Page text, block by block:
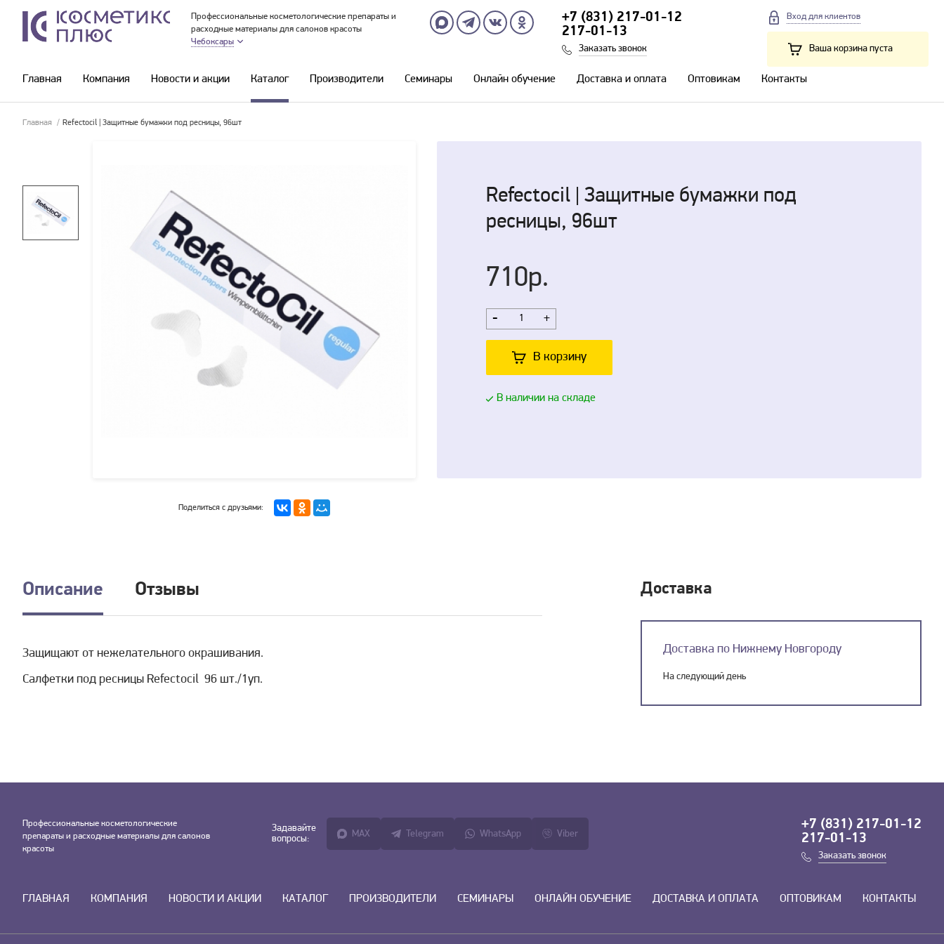
Профессиональные косметологические препараты и
расходные материалы для салонов красоты
Чебоксары
+7 (831) 217-01-12
217-01-13
Заказать звонок
Вход для клиентов
Ваша корзина пуста
Главная Компания Новости и акции Каталог Производители Семинары Онлайн обучение Доставка и оплата Оптовикам Контакты
Главная / Refectoсil | Защитные бумажки под ресницы, 96шт
Поделиться с друзьями:
Refectoсil | Защитные бумажки под
ресницы, 96шт
710р.
- +
В корзину
В наличии на складе
Описание Отзывы
Защищают от нежелательного окрашивания.
Салфетки под ресницы Refectocil 96 шт./1уп.
Доставка
Доставка по Нижнему Новгороду
На следующий день
Профессиональные косметологические
препараты и расходные материалы для салонов
красоты
Задавайте
вопросы:
MAX Telegram WhatsApp Viber
+7 (831) 217-01-12
217-01-13
Заказать звонок
ГЛАВНАЯ КОМПАНИЯ НОВОСТИ И АКЦИИ КАТАЛОГ ПРОИЗВОДИТЕЛИ СЕМИНАРЫ ОНЛАЙН ОБУЧЕНИЕ ДОСТАВКА И ОПЛАТА ОПТОВИКАМ КОНТАКТЫ